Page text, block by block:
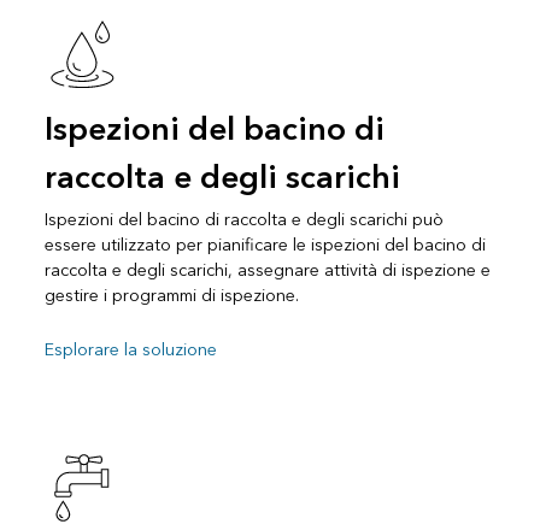
Ispezioni del bacino di
raccolta e degli scarichi
Ispezioni del bacino di raccolta e degli scarichi può
essere utilizzato per pianificare le ispezioni del bacino di
raccolta e degli scarichi, assegnare attività di ispezione e
gestire i programmi di ispezione.
Esplorare la soluzione